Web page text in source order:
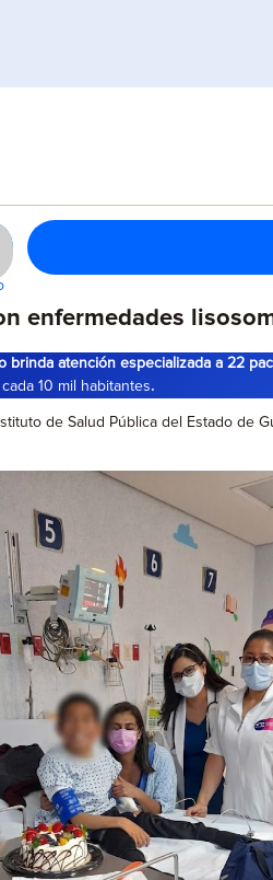
enfermedades
brinda atención especializada a 22
10 mil habitantes.
de Salud Pública del Estado de